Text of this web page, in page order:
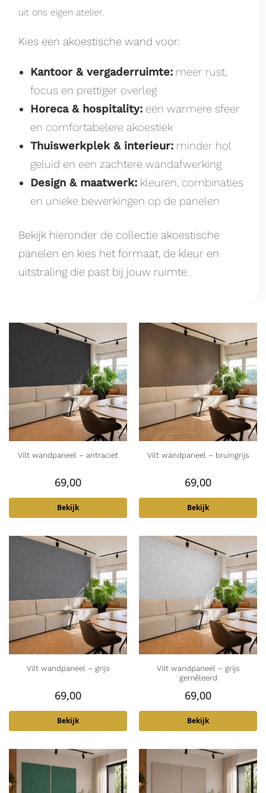
uit ons eigen atelier.
Kies een akoestische wand voor:
Kantoor & vergaderruimte: meer rust,
focus en prettiger overleg
Horeca & hospitality: een warmere sfeer
en comfortabelere akoestiek
Thuiswerkplek & interieur: minder hol
geluid en een zachtere wandafwerking
Design & maatwerk: kleuren, combinaties
en unieke bewerkingen op de panelen
Bekijk hieronder de collectie akoestische
panelen en kies het formaat, de kleur en
uitstraling die past bij jouw ruimte.
Vilt wandpaneel – antraciet
69,00
Bekijk
Vilt wandpaneel – bruingrijs
69,00
Bekijk
Vilt wandpaneel – grijs
69,00
Bekijk
Vilt wandpaneel – grijs
gemêleerd
69,00
Bekijk